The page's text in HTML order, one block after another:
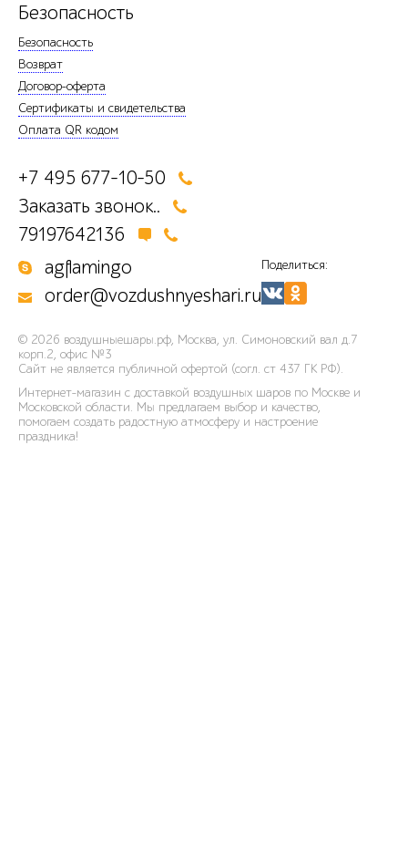
Безопасность
Безопасность
Возврат
Договор-оферта
Сертификаты и свидетельства
Оплата QR кодом
+7 495 677-10-50
Заказать звонок..
79197642136
agflamingo
order@vozdushnyeshari.ru
Поделиться:
© 2026 воздушныешары.рф, Москва, ул. Симоновский вал д.7
корп.2, офис №3
Сайт не является публичной офертой (согл. ст 437 ГК РФ).
Интернет-магазин с доставкой воздушных шаров по Москве и
Московской области. Мы предлагаем выбор и качество,
помогаем создать радостную атмосферу и настроение
праздника!